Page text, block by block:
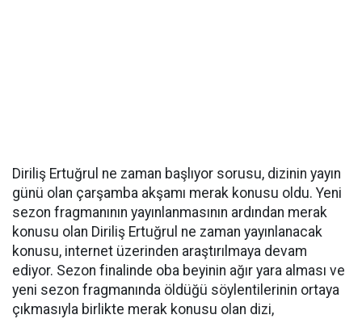
Diriliş Ertuğrul ne zaman başlıyor sorusu, dizinin yayın
günü olan çarşamba akşamı merak konusu oldu. Yeni
sezon fragmanının yayınlanmasının ardından merak
konusu olan Diriliş Ertuğrul ne zaman yayınlanacak
konusu, internet üzerinden araştırılmaya devam
ediyor. Sezon finalinde oba beyinin ağır yara alması ve
yeni sezon fragmanında öldüğü söylentilerinin ortaya
çıkmasıyla birlikte merak konusu olan dizi,